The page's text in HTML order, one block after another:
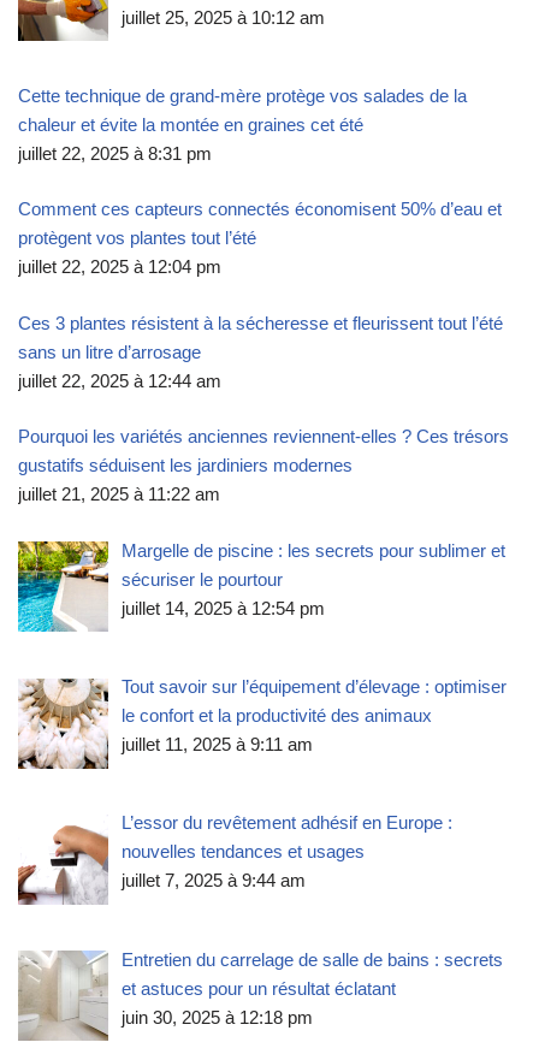
juillet 25, 2025 à 10:12 am
Cette technique de grand-mère protège vos salades de la
chaleur et évite la montée en graines cet été
juillet 22, 2025 à 8:31 pm
Comment ces capteurs connectés économisent 50% d’eau et
protègent vos plantes tout l’été
juillet 22, 2025 à 12:04 pm
Ces 3 plantes résistent à la sécheresse et fleurissent tout l’été
sans un litre d’arrosage
juillet 22, 2025 à 12:44 am
Pourquoi les variétés anciennes reviennent-elles ? Ces trésors
gustatifs séduisent les jardiniers modernes
juillet 21, 2025 à 11:22 am
Margelle de piscine : les secrets pour sublimer et
sécuriser le pourtour
juillet 14, 2025 à 12:54 pm
Tout savoir sur l’équipement d’élevage : optimiser
le confort et la productivité des animaux
juillet 11, 2025 à 9:11 am
L’essor du revêtement adhésif en Europe :
nouvelles tendances et usages
juillet 7, 2025 à 9:44 am
Entretien du carrelage de salle de bains : secrets
et astuces pour un résultat éclatant
juin 30, 2025 à 12:18 pm